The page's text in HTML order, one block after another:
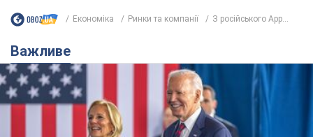
Економіка Ринки та компанії З російського App...
Важливе